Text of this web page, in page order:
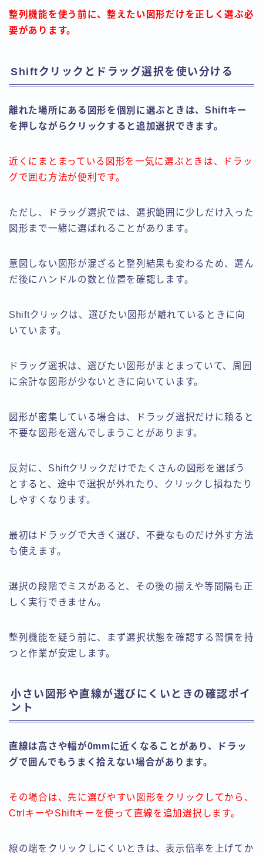
整列機能を使う前に、整えたい図形だけを正しく選ぶ必
要があります。
Shiftクリックとドラッグ選択を使い分ける
離れた場所にある図形を個別に選ぶときは、Shiftキー
を押しながらクリックすると追加選択できます。
近くにまとまっている図形を一気に選ぶときは、ドラッ
グで囲む方法が便利です。
ただし、ドラッグ選択では、選択範囲に少しだけ入った
図形まで一緒に選ばれることがあります。
意図しない図形が混ざると整列結果も変わるため、選ん
だ後にハンドルの数と位置を確認します。
Shiftクリックは、選びたい図形が離れているときに向
いています。
ドラッグ選択は、選びたい図形がまとまっていて、周囲
に余計な図形が少ないときに向いています。
図形が密集している場合は、ドラッグ選択だけに頼ると
不要な図形を選んでしまうことがあります。
反対に、Shiftクリックだけでたくさんの図形を選ぼう
とすると、途中で選択が外れたり、クリックし損ねたり
しやすくなります。
最初はドラッグで大きく選び、不要なものだけ外す方法
も使えます。
選択の段階でミスがあると、その後の揃えや等間隔も正
しく実行できません。
整列機能を疑う前に、まず選択状態を確認する習慣を持
つと作業が安定します。
小さい図形や直線が選びにくいときの確認ポイ
ント
直線は高さや幅が0mmに近くなることがあり、ドラッ
グで囲んでもうまく拾えない場合があります。
その場合は、先に選びやすい図形をクリックしてから、
CtrlキーやShiftキーを使って直線を追加選択します。
線の端をクリックしにくいときは、表示倍率を上げてか